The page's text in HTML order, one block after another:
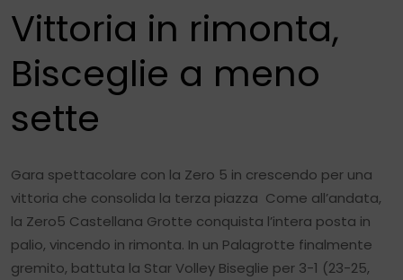
Vittoria in rimonta,
Bisceglie a meno
sette
Gara spettacolare con la Zero 5 in crescendo per una
vittoria che consolida la terza piazza Come all’andata,
la Zero5 Castellana Grotte conquista l’intera posta in
palio, vincendo in rimonta. In un Palagrotte finalmente
gremito, battuta la Star Volley Biseglie per 3-1 (23-25,